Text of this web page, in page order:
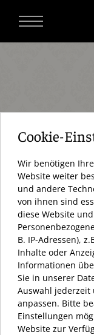
AKTUELL HABEN
Cookie-
Wir benötigen
Website weiter
und andere
von ihnen sind
diese Website
B. IP-Adressen),
Inhalte oder
Informationen
Sie in unserer
Auswahl
anpassen. Bitte
Einstellungen
Website zur